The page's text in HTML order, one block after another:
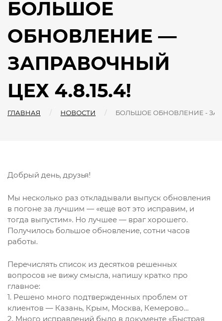
БОЛЬШОЕ
ОБНОВЛЕНИЕ —
ЗАПРАВОЧНЫЙ
ЦЕХ 4.8.15.4!
ГЛАВНАЯ НОВОСТИ БОЛЬШОЕ ОБНОВЛЕНИЕ -
Добрый день, друзья!
Мы несколько раз откладывали выпуск обновления
в погоне за лучшим — «еще вот это исправим, и
тогда выпустим». Но лучшее — враг хорошего.
Получилось большое обновление, сотни часов
работы.
Перечислять список из десятков решенных
вопросов не вижу смысла, напишу кратко про
главное:
1. Решено много подтвержденных проблем от
клиентов — Казань, Крым, Москва, Кемерово…
2. Много исправлений было в документе «Быстрая